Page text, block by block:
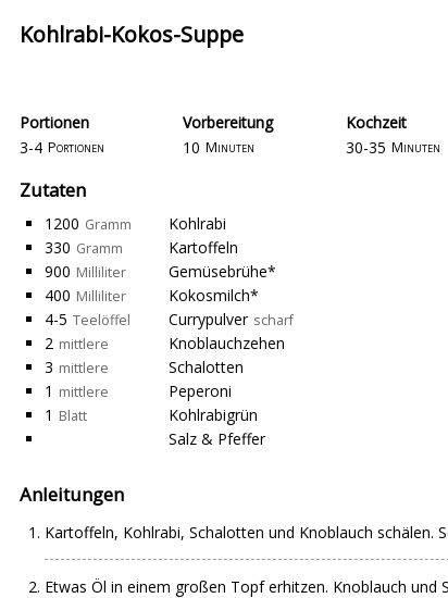
Kohlrabi-Kokos-Suppe
Portionen
Vorbereitung
3-4 Portionen 10 Minuten
Kochzeit
30-35 Minuten
Zutaten
1200 Gramm
Kohlrabi
330 Gramm
Kartoffeln
900 Milliliter
Gemüsebrühe*
400 Milliliter
Kokosmilch*
4-5 Teelöffel Currypulver scharf
2 mittlere
Knoblauchzehen
3 mittlere
Schalotten
1 mittlere
Peperoni
1 Blatt
Kohlrabigrün
Salz & Pfeffer
Anleitungen
Kartoffeln, Kohlrabi, Schalotten und Knoblauch schälen.
Etwas Öl in einem großen Topf erhitzen. Knoblauch